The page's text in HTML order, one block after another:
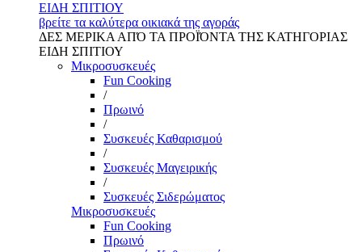
ΕΙΔΗ ΣΠΙΤΙΟΥ
βρείτε τα καλύτερα οικιακά της αγοράς
ΔΕΣ ΜΕΡΙΚΑ ΑΠΌ ΤΑ ΠΡΟΪΌΝΤΑ ΤΗΣ ΚΑΤΗΓΟΡΙΑΣ
ΕΙΔΗ ΣΠΙΤΙΟΥ
Μικροσυσκευές
Fun Cooking
/
Πρωινό
/
Συσκευές Καθαρισμού
/
Συσκευές Μαγειρικής
/
Συσκευές Σιδερώματος
Μικροσυσκευές
Fun Cooking
Πρωινό